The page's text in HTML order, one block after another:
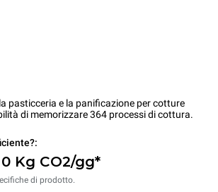
pasticceria e la panificazione per cotture
di memorizzare 364 processi di cottura.
Kg CO2/gg*
di prodotto.